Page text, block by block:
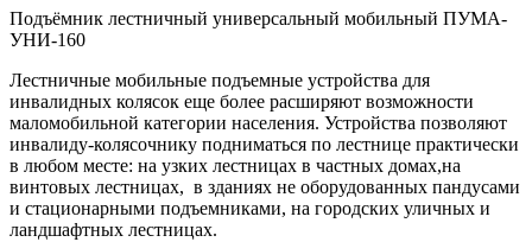
Подъёмник лестничный универсальный мобильный ПУМА-
УНИ-160
Лестничные мобильные подъемные устройства для
инвалидных колясок еще более расширяют возможности
маломобильной категории населения. Устройства позволяют
инвалиду-колясочнику подниматься по лестнице практически
в любом месте: на узких лестницах в частных домах,на
винтовых лестницах, в зданиях не оборудованных пандусами
и стационарными подъемниками, на городских уличных и
ландшафтных лестницах.